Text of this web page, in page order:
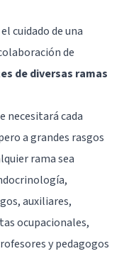
cuidado de una
de
de diversas ramas
necesitará cada
a grandes rasgos
rama sea
auxiliares,
ocupacionales,
y pedagogos